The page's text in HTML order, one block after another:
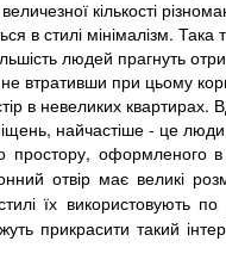
кількості
в стилі мінімалізм. Така
людей прагнуть
втративши при цьому
в невеликих квартирах.
найчастіше - це
простору, оформленого
отвір має великі
їх використовують
прикрасити такий